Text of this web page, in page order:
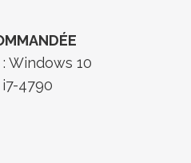
Windows 10
4790